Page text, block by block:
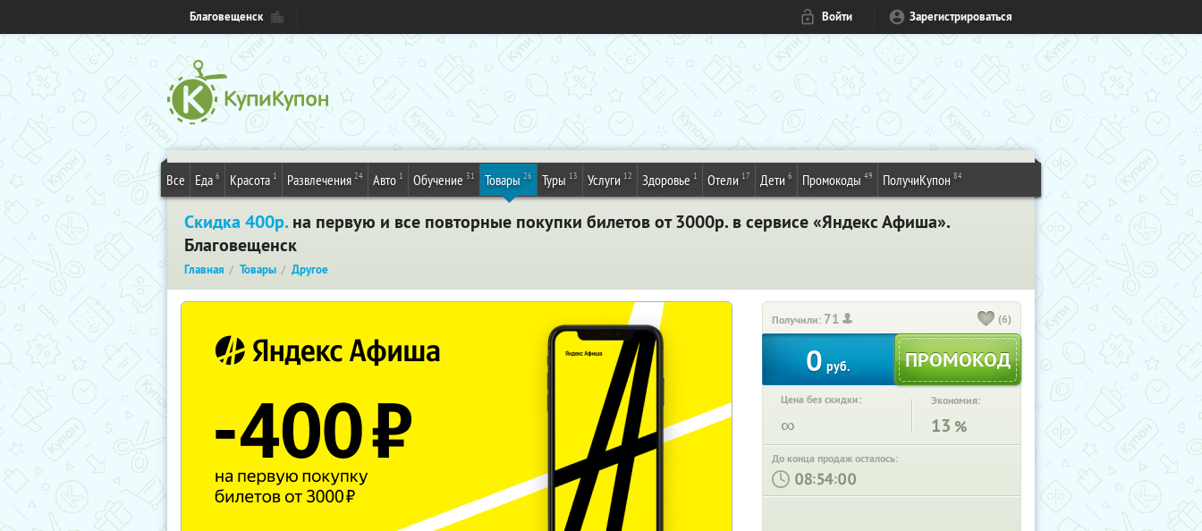
Благовещенск Войти Зарегистрироваться
Все Еда 6 Красота 1 Развлечения 24 Авто 1 Обучение 31 Товары 26 Туры 13 Услуги 12 Здоровье 1 Отели 17 Дети 6 Промокоды 49 ПолучиКупон 84
Скидка 400р. на первую и все повторные покупки билетов от 3000р. в сервисе «Яндекс Афиша».
Благовещенск
Главная Товары Другое
Получили: 71 (6)
0 руб.
Цена без скидки:
∞
Экономия:
13 %
До конца продаж осталось:
: :